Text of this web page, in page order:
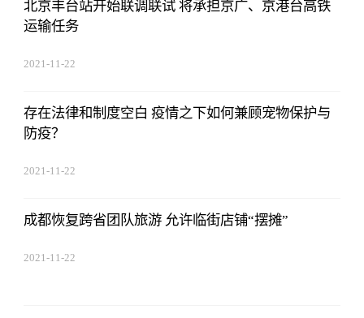
北京丰台站开始联调联试 将承担京广、京港台高铁
运输任务
2021-11-22
存在法律和制度空白 疫情之下如何兼顾宠物保护与
防疫？
2021-11-22
成都恢复跨省团队旅游 允许临街店铺“摆摊”
2021-11-22